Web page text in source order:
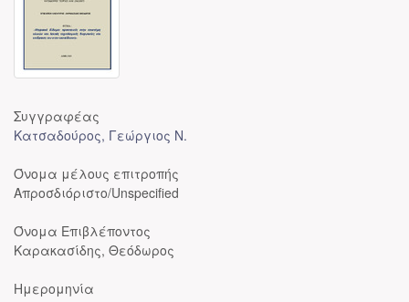
Συγγραφέας
Κατσαδούρος, Γεώργιος Ν.
Όνομα μέλους επιτροπής
Απροσδιόριστο/Unspecified
Όνομα Επιβλέποντος
Καρακασίδης, Θεόδωρος
Ημερομηνία